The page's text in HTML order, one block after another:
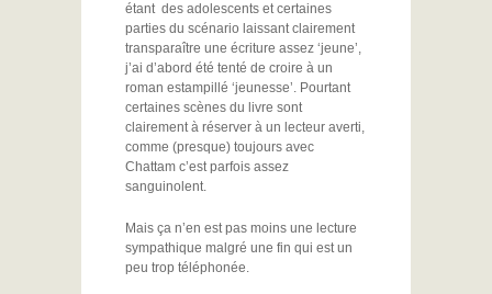
étant des adolescents et certaines
parties du scénario laissant clairement
transparaître une écriture assez ‘jeune’,
j’ai d’abord été tenté de croire à un
roman estampillé ‘jeunesse’. Pourtant
certaines scènes du livre sont
clairement à réserver à un lecteur averti,
comme (presque) toujours avec
Chattam c’est parfois assez
sanguinolent.
Mais ça n’en est pas moins une lecture
sympathique malgré une fin qui est un
peu trop téléphonée.